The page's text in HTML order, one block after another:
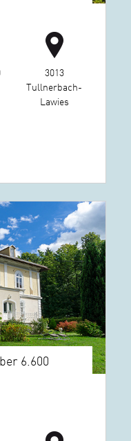
3013
Tullnerbach-
Lawies
6.600